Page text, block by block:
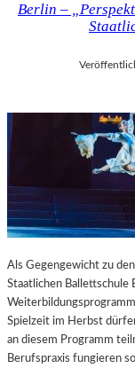
Berlin –
Als Gegengewicht zu
Staatlichen
Spielzeit im Herbst
an diesem Programm
Berufspraxis fungieren